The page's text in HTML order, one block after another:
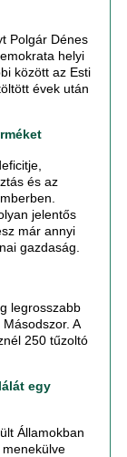
Polgár Dénes
helyi
között az Esti
évek után
és az
jelentős
már annyi
gazdaság.
legrosszabb
A
250 tűzoltó
egy
Államokban